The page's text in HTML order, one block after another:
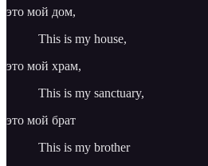
это мой дом,
This is my house,
это мой храм,
This is my sanctuary,
это мой брат
This is my brother